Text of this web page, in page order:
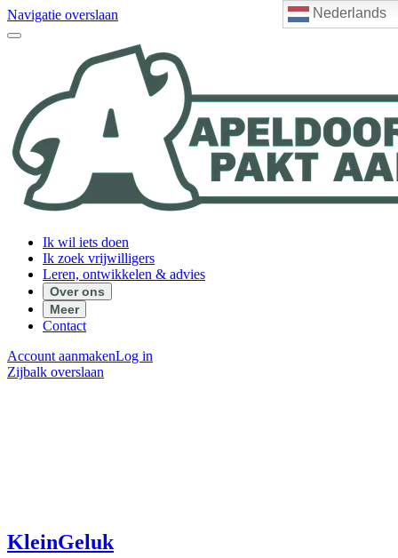
Nederlands
Navigatie overslaan
Ik wil iets doen
Ik zoek vrijwilligers
Leren, ontwikkelen & advies
Over ons
Meer
Contact
Account aanmakenLog in
Zijbalk overslaan
KleinGeluk